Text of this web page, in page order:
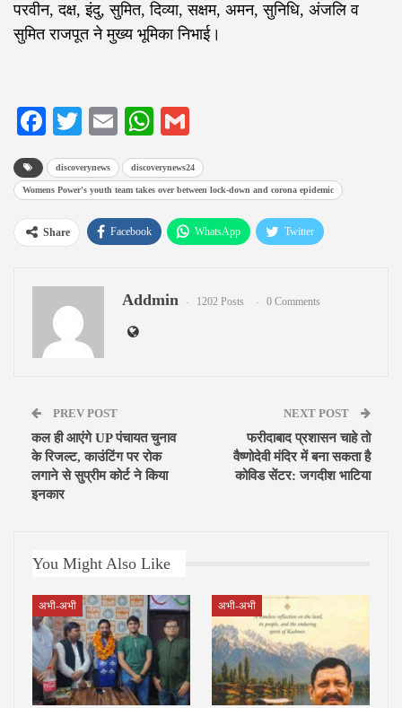
परवीन, दक्ष, इंदु, सुमित, दिव्या, सक्षम, अमन, सुनिधि, अंजलि व
सुमित राजपूत ने मुख्य भूमिका निभाई।
Facebook
TwitterEmailWhatsApp
discoverynews discoverynews24
Womens Power's youth team takes over between lock-down and corona epidemic
Share Facebook WhatsApp Twitter
Addmin 1202 Posts 0 Comments
PREV POST
कल ही आएंगे UP पंचायत चुनाव
के रिजल्ट, काउंटिंग पर रोक
लगाने से सुप्रीम कोर्ट ने किया
इनकार
NEXT POST
फरीदाबाद प्रशासन चाहे तो
वैष्णोदेवी मंदिर में बना सकता है
कोविड सेंटर: जगदीश भाटिया
You Might Also Like
अभी-अभी अभी-अभी